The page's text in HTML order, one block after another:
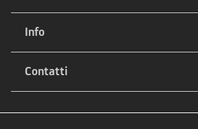
Info
Contatti